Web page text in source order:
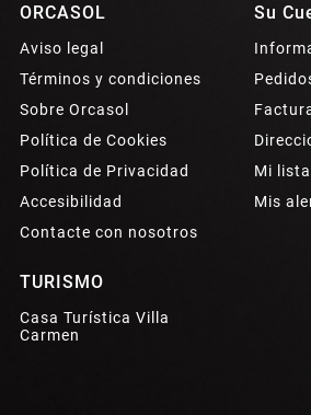
ORCASOL
Aviso legal
Términos y condiciones
Sobre Orcasol
Política de Cookies
Política de Privacidad
Accesibilidad
Contacte con nosotros
TURISMO
Casa Turística Villa
Carmen
Su
Mi
Mis